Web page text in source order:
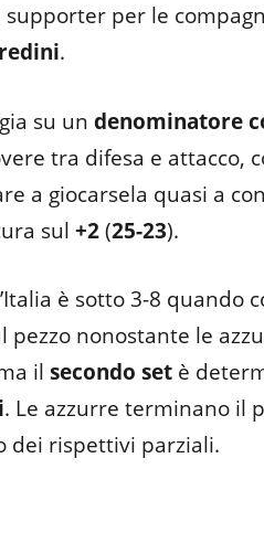
per le
.
su un denominatore
tra difesa e attacco,
a giocarsela quasi a
sul +2(25-23).
è sotto 3-8 quando
pezzo nonostante le
il secondo set è
. Le azzurre terminano il
dei rispettivi parziali.